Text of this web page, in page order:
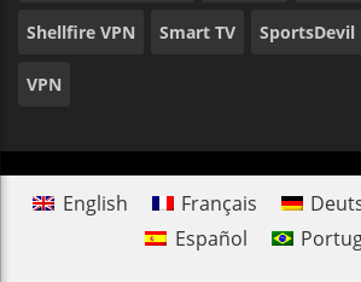
Shellfire VPN Smart TV SportsDevil
VPN
English Français
Español